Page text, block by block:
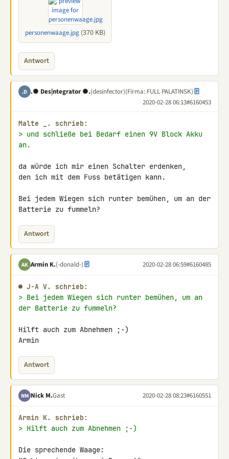
personenwaage.jpg (370 KB)
Antwort
.D .● Des|ntegrator ●.(desinfector)(Firma: FULL PALATINSK)
2020-02-28 06:13#6160453
Malte _. schrieb:
> und schließe bei Bedarf einen 9V Block Akku
an.
da würde ich mir einen Schalter erdenken,
den ich mit dem Fuss betätigen kann.
Bei jedem Wiegen sich runter bemühen, um an der
Batterie zu fummeln?
Antwort
AK Armin K.(-donald-) 2020-02-28 06:59#6160485
● J-A V. schrieb:
> Bei jedem Wiegen sich runter bemühen, um an
der Batterie zu fummeln?
Hilft auch zum Abnehmen ;-)
Armin
Antwort
NM Nick M.Gast 2020-02-28 08:23#6160551
Armin K. schrieb:
> Hilft auch zum Abnehmen ;-)
Die sprechende Waage: